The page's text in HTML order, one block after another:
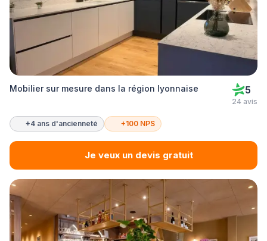
Mobilier sur mesure dans la région lyonnaise 5
24 avis
+4 ans d'ancienneté +100 NPS
Je veux un devis gratuit